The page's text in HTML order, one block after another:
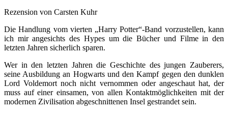
Rezension von Carsten Kuhr
Die Handlung vom vierten „Harry Potter“-Band vorzustellen, kann
ich mir angesichts des Hypes um die Bücher und Filme in den
letzten Jahren sicherlich sparen.
Wer in den letzten Jahren die Geschichte des jungen Zauberers,
seine Ausbildung an Hogwarts und den Kampf gegen den dunklen
Lord Voldemort noch nicht vernommen oder angeschaut hat, der
muss auf einer einsamen, von allen Kontaktmöglichkeiten mit der
modernen Zivilisation abgeschnittenen Insel gestrandet sein.